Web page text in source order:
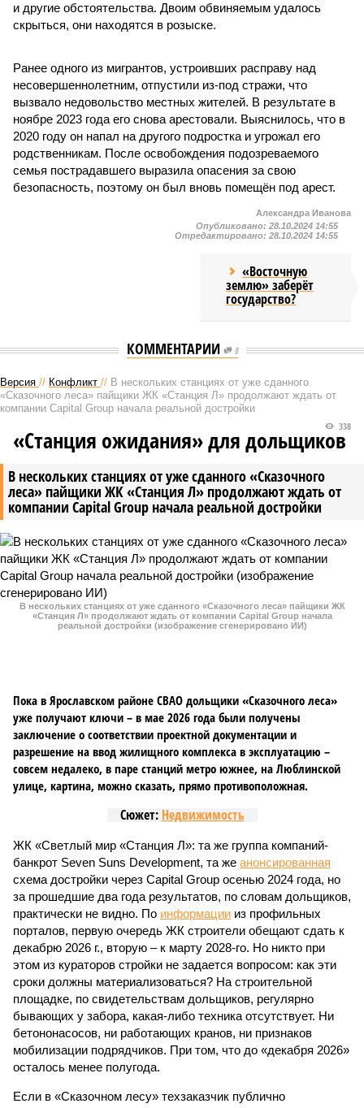
и другие обстоятельства. Двоим обвиняемым удалось
скрыться, они находятся в розыске.
Ранее одного из мигрантов, устроивших расправу над
несовершеннолетним, отпустили из-под стражи, что
вызвало недовольство местных жителей. В результате в
ноябре 2023 года его снова арестовали. Выяснилось, что в
2020 году он напал на другого подростка и угрожал его
родственникам. После освобождения подозреваемого
семья пострадавшего выразила опасения за свою
безопасность, поэтому он был вновь помещён под арест.
Александра Иванова
Опубликовано: 28.10.2024 14:55
Отредактировано: 28.10.2024 14:55
«Восточную
землю» заберёт
государство?
КОММЕНТАРИИ 0
Версия // Конфликт // В нескольких станциях от уже сданного
«Сказочного леса» пайщики ЖК «Станция Л» продолжают ждать от
компании Capital Group начала реальной достройки
В нескольких станциях от уже сданного «Сказочного
леса» пайщики ЖК «Станция Л» продолжают ждать от
компании Capital Group начала реальной достройки
338
«Станция ожидания» для дольщиков
В нескольких станциях от уже сданного «Сказочного леса» пайщики ЖК
«Станция Л» продолжают ждать от компании Capital Group начала
реальной достройки (изображение сгенерировано ИИ)
Пока в Ярославском районе СВАО дольщики «Сказочного леса»
уже получают ключи – в мае 2026 года были получены
заключение о соответствии проектной документации и
разрешение на ввод жилищного комплекса в эксплуатацию –
совсем недалеко, в паре станций метро южнее, на Люблинской
улице, картина, можно сказать, прямо противоположная.
Сюжет: Недвижимость
ЖК «Светлый мир «Станция Л»: та же группа компаний-
банкрот Seven Suns Development, та же анонсированная
схема достройки через Capital Group осенью 2024 года, но
за прошедшие два года результатов, по словам дольщиков,
практически не видно. По информации из профильных
порталов, первую очередь ЖК строители обещают сдать к
декабрю 2026 г., вторую – к марту 2028-го. Но никто при
этом из кураторов стройки не задается вопросом: как эти
сроки должны материализоваться? На строительной
площадке, по свидетельствам дольщиков, регулярно
бывающих у забора, какая-либо техника отсутствует. Ни
бетононасосов, ни работающих кранов, ни признаков
мобилизации подрядчиков. При том, что до «декабря 2026»
осталось менее полугода.
Если в «Сказочном лесу» техзаказчик публично